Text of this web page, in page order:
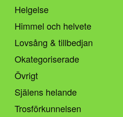
Helgelse
Himmel och helvete
Lovsång & tillbedjan
Okategoriserade
Övrigt
Själens helande
Trosförkunnelsen